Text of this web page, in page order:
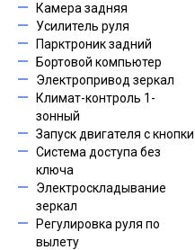
Камера задняя
Усилитель руля
Парктроник задний
Бортовой компьютер
Электропривод зеркал
Климат-контроль 1-
зонный
Запуск двигателя с кнопки
Система доступа без
ключа
Электроскладывание
зеркал
Регулировка руля по
вылету